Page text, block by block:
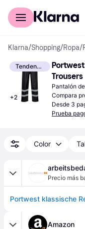
Comprar con Klarna
Klarna/Shopping/Ropa/
Tendencia
+2
Portwest
Trousers
Pantalón
Compara
Desde 3
Prueba
Color
Precio más
Amazon